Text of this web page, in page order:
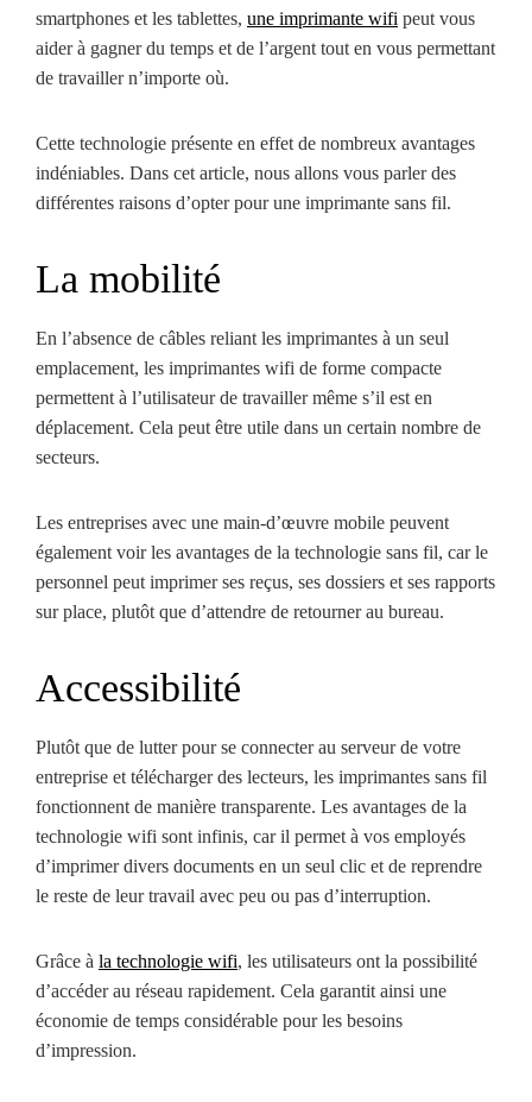
smartphones et les tablettes, une imprimante wifi peut vous
aider à gagner du temps et de l’argent tout en vous permettant
de travailler n’importe où.
Cette technologie présente en effet de nombreux avantages
indéniables. Dans cet article, nous allons vous parler des
différentes raisons d’opter pour une imprimante sans fil.
La mobilité
En l’absence de câbles reliant les imprimantes à un seul
emplacement, les imprimantes wifi de forme compacte
permettent à l’utilisateur de travailler même s’il est en
déplacement. Cela peut être utile dans un certain nombre de
secteurs.
Les entreprises avec une main-d’œuvre mobile peuvent
également voir les avantages de la technologie sans fil, car le
personnel peut imprimer ses reçus, ses dossiers et ses rapports
sur place, plutôt que d’attendre de retourner au bureau.
Accessibilité
Plutôt que de lutter pour se connecter au serveur de votre
entreprise et télécharger des lecteurs, les imprimantes sans fil
fonctionnent de manière transparente. Les avantages de la
technologie wifi sont infinis, car il permet à vos employés
d’imprimer divers documents en un seul clic et de reprendre
le reste de leur travail avec peu ou pas d’interruption.
Grâce à la technologie wifi, les utilisateurs ont la possibilité
d’accéder au réseau rapidement. Cela garantit ainsi une
économie de temps considérable pour les besoins
d’impression.